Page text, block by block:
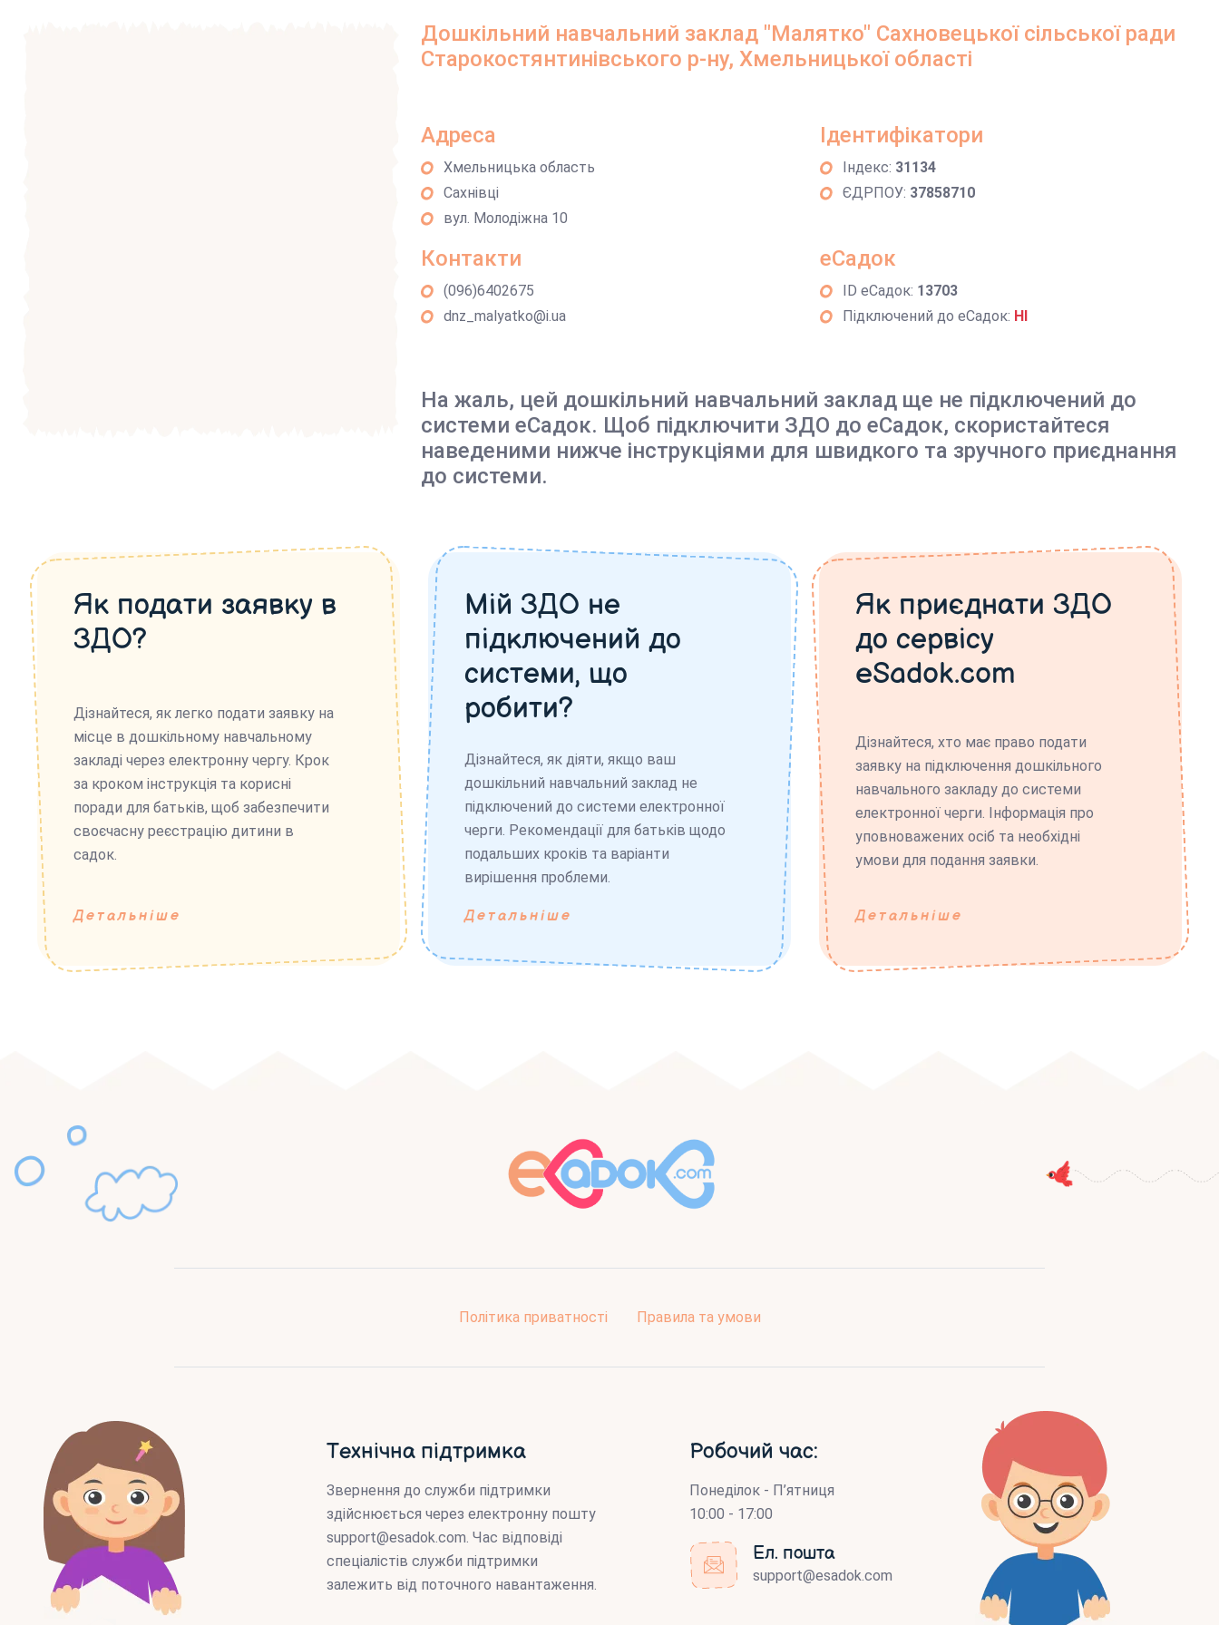
Дошкільний навчальний заклад "Малятко" Сахновецької сільської ради
Старокостянтинівського р-ну, Хмельницької області
Адреса
Хмельницька область
Сахнівці
вул. Молодіжна 10
Ідентифікатори
Індекс: 31134
ЄДРПОУ: 37858710
Контакти
(096)6402675
dnz_malyatko@i.ua
еСадок
ID еСадок: 13703
Підключений до еСадок: НІ
На жаль, цей дошкільний навчальний заклад ще не підключений до
системи еСадок. Щоб підключити ЗДО до еСадок, скористайтеся
наведеними нижче інструкціями для швидкого та зручного приєднання
до системи.
Як подати заявку в
ЗДО?
Дізнайтеся, як легко подати заявку на
місце в дошкільному навчальному
закладі через електронну чергу. Крок
за кроком інструкція та корисні
поради для батьків, щоб забезпечити
своєчасну реєстрацію дитини в
садок.
Детальніше
Мій ЗДО не
підключений до
системи, що
робити?
Дізнайтеся, як діяти, якщо ваш
дошкільний навчальний заклад не
підключений до системи електронної
черги. Рекомендації для батьків щодо
подальших кроків та варіанти
вирішення проблеми.
Детальніше
Як приєднати ЗДО
до сервісу
eSadok.com
Дізнайтеся, хто має право подати
заявку на підключення дошкільного
навчального закладу до системи
електронної черги. Інформація про
уповноважених осіб та необхідні
умови для подання заявки.
Детальніше
Політика приватності Правила та умови
Технічна підтримка
Звернення до служби підтримки
здійснюється через електронну пошту
support@esadok.com. Час відповіді
спеціалістів служби підтримки
залежить від поточного навантаження.
Робочий час:
Понеділок - П’ятниця
10:00 - 17:00
Ел. пошта
support@esadok.com